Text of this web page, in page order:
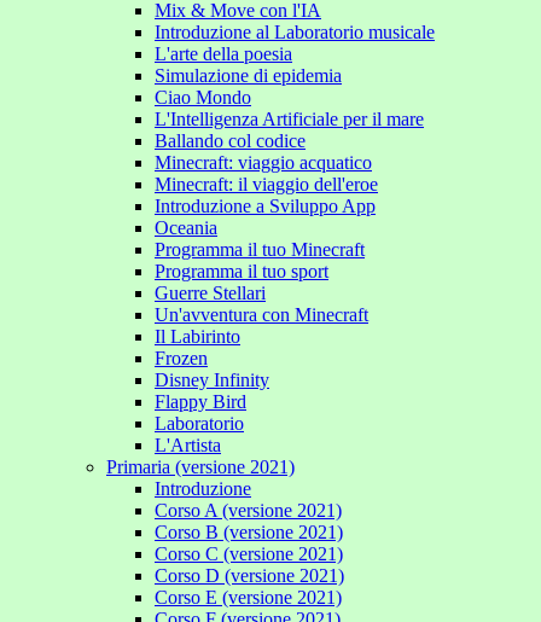
Mix & Move con l'IA
Introduzione al Laboratorio musicale
L'arte della poesia
Simulazione di epidemia
Ciao Mondo
L'Intelligenza Artificiale per il mare
Ballando col codice
Minecraft: viaggio acquatico
Minecraft: il viaggio dell'eroe
Introduzione a Sviluppo App
Oceania
Programma il tuo Minecraft
Programma il tuo sport
Guerre Stellari
Un'avventura con Minecraft
Il Labirinto
Frozen
Disney Infinity
Flappy Bird
Laboratorio
L'Artista
Primaria (versione 2021)
Introduzione
Corso A (versione 2021)
Corso B (versione 2021)
Corso C (versione 2021)
Corso D (versione 2021)
Corso E (versione 2021)